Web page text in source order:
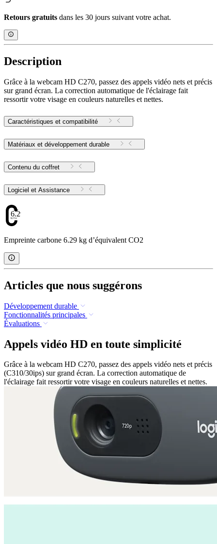
Retours gratuits dans les 30 jours suivant votre achat.
Description
Grâce à la webcam HD C270, passez des appels vidéo nets et précis
sur grand écran. La correction automatique de l'éclairage fait
ressortir votre visage en couleurs naturelles et nettes.
Caractéristiques et compatibilité
Matériaux et développement durable
Contenu du coffret
Logiciel et Assistance
6.29
Empreinte carbone 6.29 kg d’équivalent CO2
Articles que nous suggérons
Développement durable
Fonctionnalités principales
Évaluations
Appels vidéo HD en toute simplicité
Grâce à la webcam HD C270, passez des appels vidéo nets et précis
(C310/30ips) sur grand écran. La correction automatique de
l'éclairage fait ressortir votre visage en couleurs naturelles et nettes.